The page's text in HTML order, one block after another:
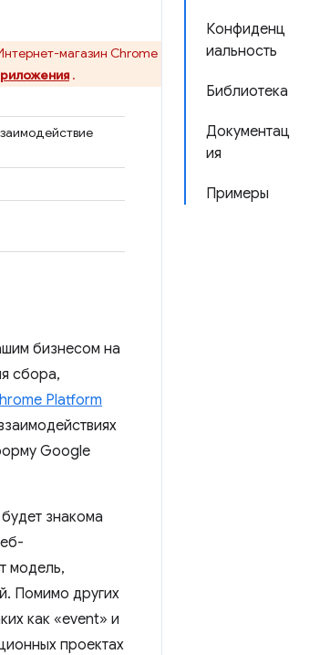
Конфиденц
иальность
Библиотека
Документац
ия
Примеры
магазин Chrome
.
бизнесом на
сбора,
Platform
Google
знакома
модель,
Помимо других
как «event» и
проектах